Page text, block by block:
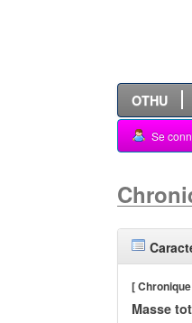
OTHU
Se
[
Masse